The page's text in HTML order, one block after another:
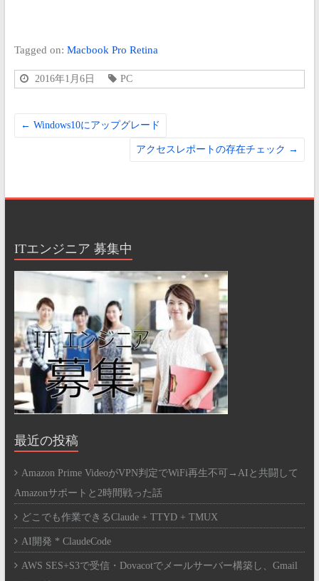
Tagged on: Macbook Pro Retina
2016年1月6日 PC
← Windows10にアップグレード
アクセスレポートの存在チェック →
ITエンジニア 募集中
最近の投稿
Amazon Prime VideoがVPN判定でWiFi再生不可→AIと共闘して
Amazonサポートと2時間戦った話
どこでも作業できるClaude + TTYD + TMUX
AI開発 * ClaudeCode
AWS SES+S3で受信・Dovacotでメールサーバー構築し、Gmail